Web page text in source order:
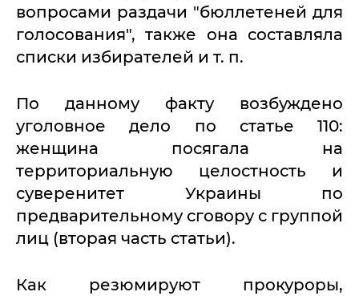
вопросами раздачи "бюллетеней для
голосования", также она составляла
списки избирателей и т. п.
По данному факту возбуждено
уголовное дело по статье 110:
женщина посягала на
территориальную целостность и
суверенитет Украины по
предварительному сговору с группой
лиц (вторая часть статьи).
Как резюмируют прокуроры,